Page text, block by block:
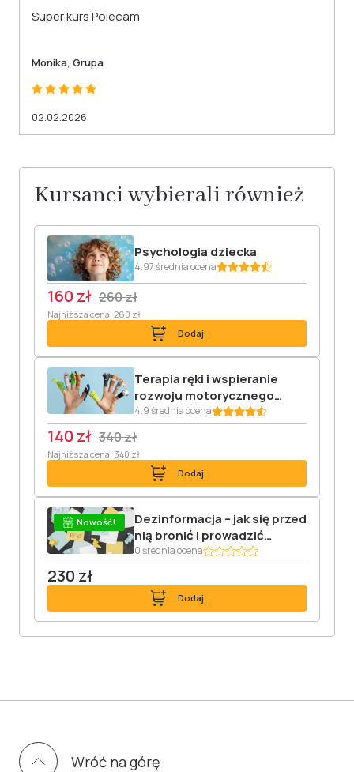
Super kurs Polecam
Monika, Grupa
02.02.2026
Kursanci wybierali również
Psychologia dziecka
4.97 średnia ocena
160 zł 260 zł
Najniższa cena: 260 zł
Dodaj
Terapia ręki i wspieranie
rozwoju motorycznego
dziecka
4.9 średnia ocena
140 zł 340 zł
Najniższa cena: 340 zł
Dodaj
Nowość!
Dezinformacja – jak się przed
nią bronić i prowadzić
edukację medialną
0 średnia ocena
230 zł
Dodaj
Wróć na górę